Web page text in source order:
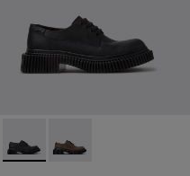
μποτάκια Για άντρες.
δερμάτινα μποτάκια Για
- Μπλε δερμάτινα
001 - Λευκά δερμάτινα
Pix Berlin - K101051-004 -
Pix Berlin - K101051-